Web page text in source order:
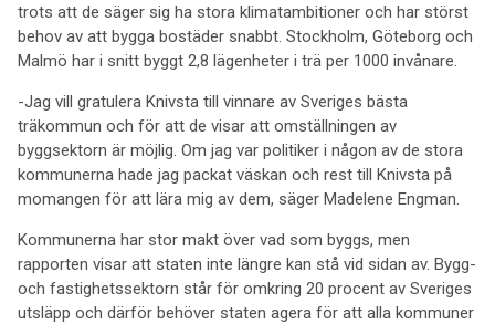
trots att de säger sig ha stora klimatambitioner och har störst
behov av att bygga bostäder snabbt. Stockholm, Göteborg och
Malmö har i snitt byggt 2,8 lägenheter i trä per 1000 invånare.
-Jag vill gratulera Knivsta till vinnare av Sveriges bästa
träkommun och för att de visar att omställningen av
byggsektorn är möjlig. Om jag var politiker i någon av de stora
kommunerna hade jag packat väskan och rest till Knivsta på
momangen för att lära mig av dem, säger Madelene Engman.
Kommunerna har stor makt över vad som byggs, men
rapporten visar att staten inte längre kan stå vid sidan av. Bygg-
och fastighetssektorn står för omkring 20 procent av Sveriges
utsläpp och därför behöver staten agera för att alla kommuner